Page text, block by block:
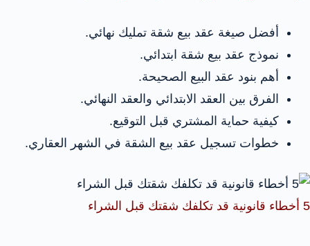
أفضل صيغة عقد بيع شقة تمليك نهائي.
نموذج عقد بيع شقة ابتدائي.
أهم بنود عقد البيع الصحيحة.
الفرق بين العقد الابتدائي والعقد النهائي.
كيفية حماية المشتري قبل التوقيع.
خطوات تسجيل عقد بيع الشقة في الشهر العقاري.
5 أخطاء قانونية قد تكلفك شقتك قبل الشراء